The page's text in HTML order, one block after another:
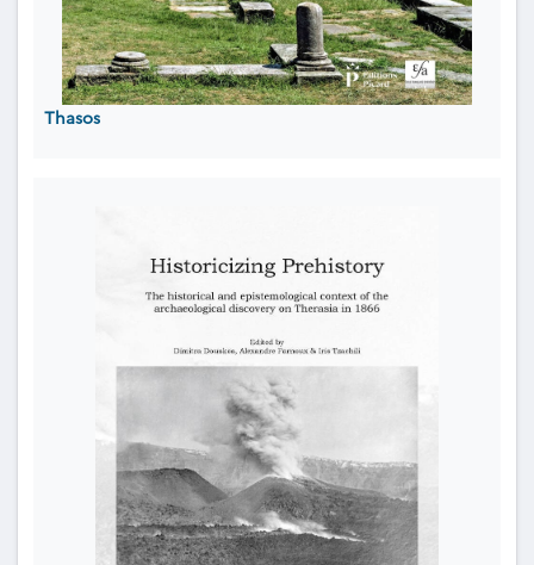
Thasos